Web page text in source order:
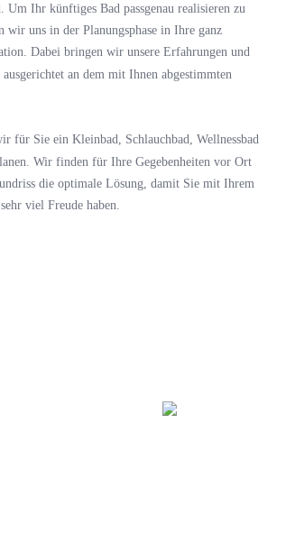
Um Ihr künftiges Bad passgenau realisieren zu
wir uns in der Planungsphase in Ihre ganz
Dabei bringen wir unsere Erfahrungen und
ausgerichtet an dem mit Ihnen abgestimmten
für Sie ein Kleinbad, Schlauchbad, Wellnessbad
Wir finden für Ihre Gegebenheiten vor Ort
die optimale Lösung, damit Sie mit Ihrem
viel Freude haben.